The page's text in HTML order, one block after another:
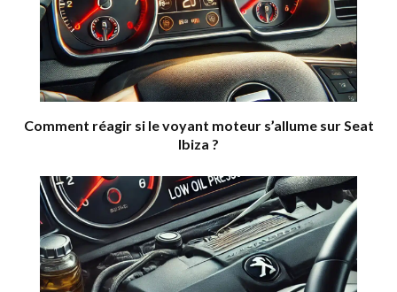
Comment réagir si le voyant moteur s’allume sur Seat
Ibiza ?